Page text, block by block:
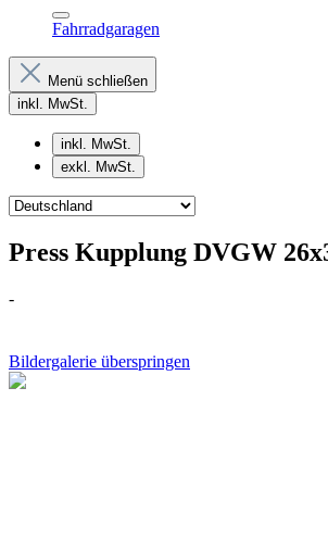
Fahrradgaragen
Menü schließen
inkl. MwSt.
inkl. MwSt.
exkl. MwSt.
Press Kupplung DVGW
-
Bildergalerie überspringen